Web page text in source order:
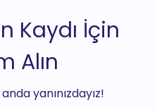
Kaydı İçin
Alın
yanınızdayız!